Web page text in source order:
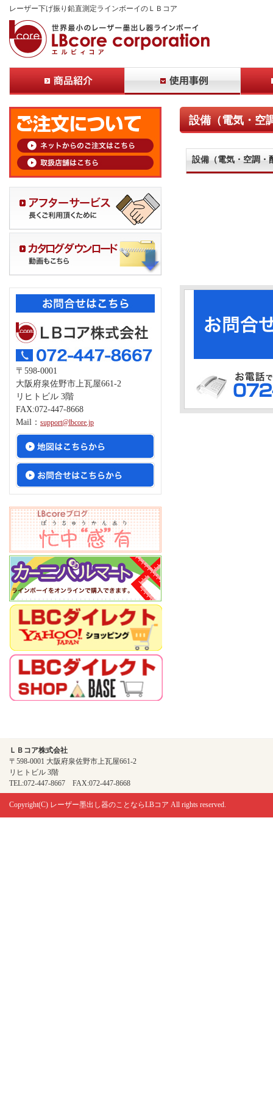
レーザー下げ振り鉛直測定ラインボーイのＬＢコア
設備（電気・空
設備（電気・空調・
〒598-0001
大阪府泉佐野市上瓦屋661-2
リヒトビル 3階
FAX:072-447-8668
Mail： support@lbcore.jp
ＬＢコア株式会社
〒598-0001 大阪府泉佐野市上瓦屋661-2
リヒトビル 3階
TEL:072-447-8667 FAX:072-447-8668
Copyright(C) レーザー墨出し器のことならLBコア All rights reserved.